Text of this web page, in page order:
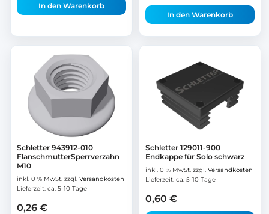
In den Warenkorb
In den Warenkorb
Schletter 943912-010
FlanschmutterSperrverzahn
M10
inkl. 0 % MwSt. zzgl. Versandkosten
Lieferzeit: ca. 5-10 Tage
0,26 €
Schletter 129011-900
Endkappe für Solo schwarz
inkl. 0 % MwSt. zzgl. Versandkosten
Lieferzeit: ca. 5-10 Tage
0,60 €